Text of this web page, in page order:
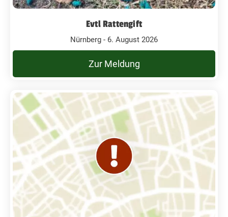
Evtl Rattengift
Nürnberg - 6. August 2026
Zur Meldung